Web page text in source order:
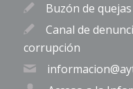
Buzón de
Canal de
corrupción